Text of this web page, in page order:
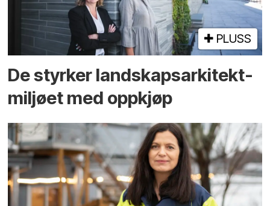
PLUSS
De styrker landskaps­arkitekt­
miljøet med oppkjøp